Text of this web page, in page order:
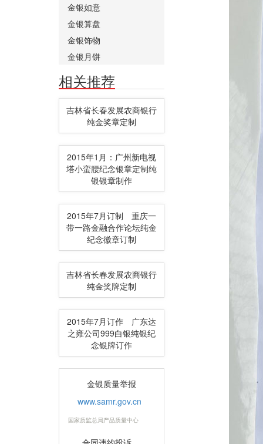
金银如意
金银算盘
金银饰物
金银月饼
相关推荐
吉林省长春发展农商银行
纯金奖章定制
2015年1月：广州新电视
塔小蛮腰纪念银章定制纯
银银章制作
2015年7月订制 重庆一
带一路金融合作论坛纯金
纪念徽章订制
吉林省长春发展农商银行
纯金奖牌定制
2015年7月订作 广东达
之雍公司999白银纯银纪
念银牌订作
金银质量举报
www.samr.gov.cn
国家质监总局产品质量中心